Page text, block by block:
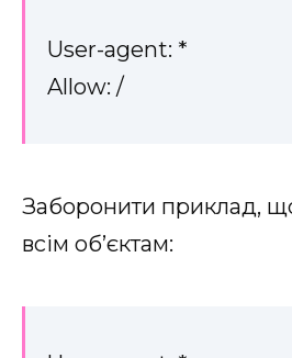
User-agent: *
Allow: /
Заборонити приклад,
всім об’єктам: